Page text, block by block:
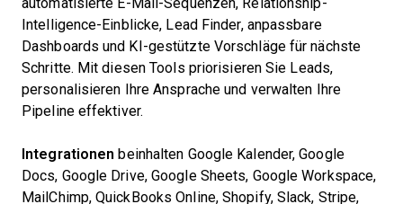
automatisierte E-Mail-Sequenzen, Relationship-
Intelligence-Einblicke, Lead Finder, anpassbare
Dashboards und KI-gestützte Vorschläge für nächste
Schritte. Mit diesen Tools priorisieren Sie Leads,
personalisieren Ihre Ansprache und verwalten Ihre
Pipeline effektiver.
Integrationen beinhalten Google Kalender, Google
Docs, Google Drive, Google Sheets, Google Workspace,
MailChimp, QuickBooks Online, Shopify, Slack, Stripe,